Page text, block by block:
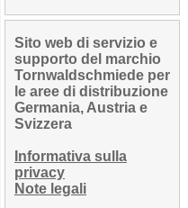
Sito web di servizio e
supporto del marchio
Tornwaldschmiede per
le aree di distribuzione
Germania, Austria e
Svizzera
Informativa sulla
privacy
Note legali